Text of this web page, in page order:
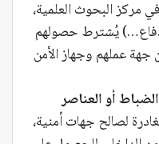
مركز البحوث العلمية،
يُشترط حصولهم
عملهم وجهاز الأمن
أو العناصر
لصالح جهات أمنية،